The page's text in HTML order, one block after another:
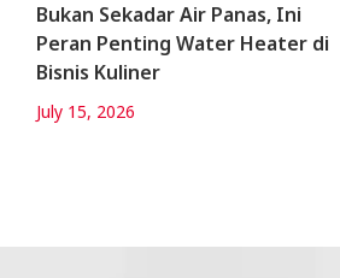
Bukan Sekadar Air Panas, Ini
Peran Penting Water Heater di
Bisnis Kuliner
July 15, 2026